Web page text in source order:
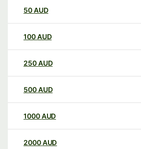
50AUD
100AUD
250AUD
500AUD
1000AUD
2000AUD